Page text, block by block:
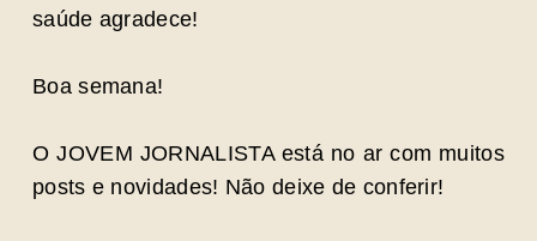
saúde agradece!
Boa semana!
O JOVEM JORNALISTA está no ar com muitos
posts e novidades! Não deixe de conferir!